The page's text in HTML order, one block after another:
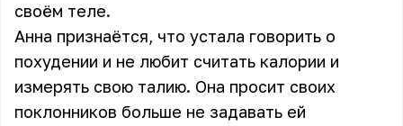
своём теле.
Анна признаётся, что устала говорить о
похудении и не любит считать калории и
измерять свою талию. Она просит своих
поклонников больше не задавать ей